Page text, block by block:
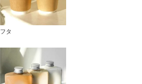
フタ